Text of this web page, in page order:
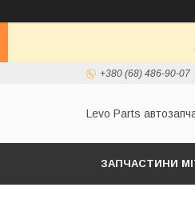
+380 (68) 486-90-07
Levo Parts
ЗАПЧАСТИНИ